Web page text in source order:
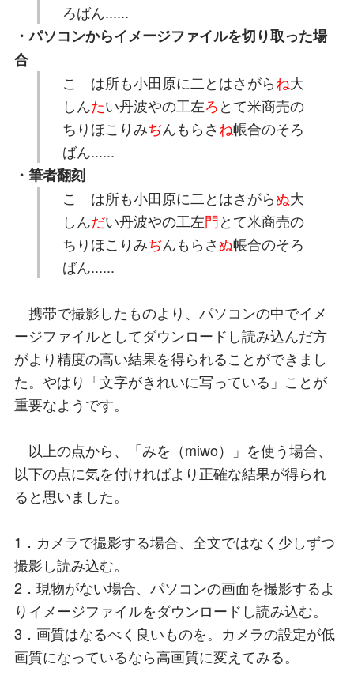
ろばん......
・パソコンからイメージファイルを切り取った場
合
こゝは所も小田原に二とはさがらね大
しんたい丹波やの工左ろとて米商売の
ちりほこりみぢんもらさね帳合のそろ
ばん......
・筆者翻刻
こゝは所も小田原に二とはさがらぬ大
しんだい丹波やの工左門とて米商売の
ちりほこりみぢんもらさぬ帳合のそろ
ばん......
携帯で撮影したものより、パソコンの中でイメ
ージファイルとしてダウンロードし読み込んだ方
がより精度の高い結果を得られることができまし
た。やはり「文字がきれいに写っている」ことが
重要なようです。
以上の点から、「みを（miwo）」を使う場合、
以下の点に気を付ければより正確な結果が得られ
ると思いました。
1．カメラで撮影する場合、全文ではなく少しずつ
撮影し読み込む。
2．現物がない場合、パソコンの画面を撮影するよ
りイメージファイルをダウンロードし読み込む。
3．画質はなるべく良いものを。カメラの設定が低
画質になっているなら高画質に変えてみる。